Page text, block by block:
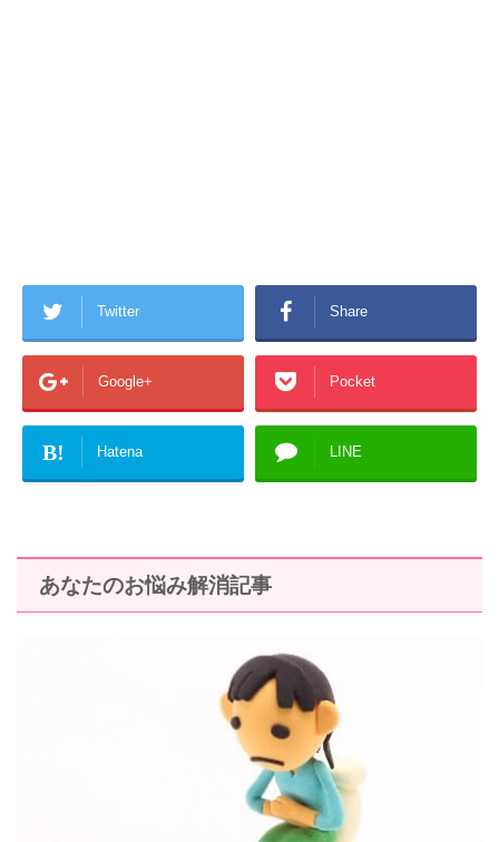
Twitter Share
Google+ Pocket
B! Hatena LINE
あなたのお悩み解消記事